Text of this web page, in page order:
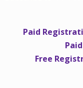
साढ़े चार सालों से
भलीभांति वाकिफ हैं।
में फंस गए। गलतियां
Paid
Free